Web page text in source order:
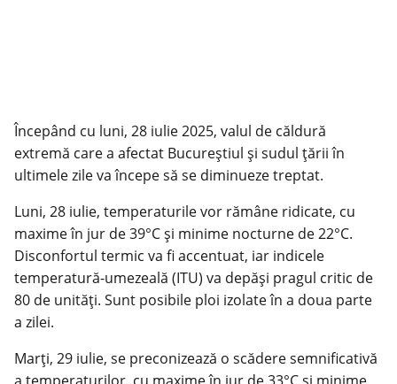
Începând cu luni, 28 iulie 2025, valul de căldură
extremă care a afectat Bucureștiul și sudul țării în
ultimele zile va începe să se diminueze treptat.
Luni, 28 iulie, temperaturile vor rămâne ridicate, cu
maxime în jur de 39°C și minime nocturne de 22°C.
Disconfortul termic va fi accentuat, iar indicele
temperatură-umezeală (ITU) va depăși pragul critic de
80 de unități. Sunt posibile ploi izolate în a doua parte
a zilei.
Marți, 29 iulie, se preconizează o scădere semnificativă